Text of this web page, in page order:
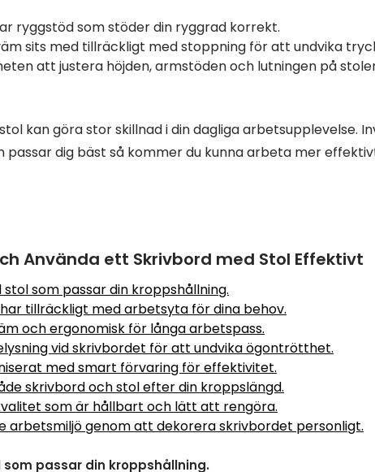
ryggstöd som stöder din ryggrad korrekt.
sits med tillräckligt med stoppning för att undvika
att justera höjden, armstöden och lutningen på
kan göra stor skillnad i din dagliga arbetsupplevelse.
dig bäst så kommer du kunna arbeta mer
Använda ett Skrivbord med Stol Effektivt
som passar din kroppshållning.
tillräckligt med arbetsyta för dina behov.
och ergonomisk för långa arbetspass.
vid skrivbordet för att undvika ögontrötthet.
med smart förvaring för effektivitet.
skrivbord och stol efter din kroppslängd.
som är hållbart och lätt att rengöra.
arbetsmiljö genom att dekorera skrivbordet personligt.
passar din kroppshållning.